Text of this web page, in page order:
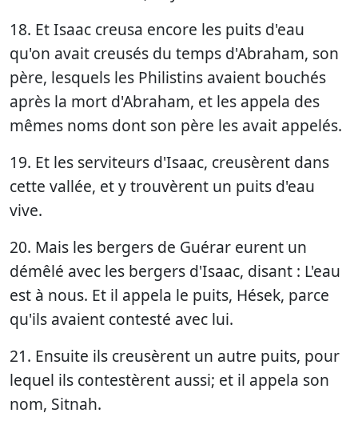
18. Et Isaac creusa encore les puits d'eau
qu'on avait creusés du temps d'Abraham, son
père, lesquels les Philistins avaient bouchés
après la mort d'Abraham, et les appela des
mêmes noms dont son père les avait appelés.
19. Et les serviteurs d'Isaac, creusèrent dans
cette vallée, et y trouvèrent un puits d'eau
vive.
20. Mais les bergers de Guérar eurent un
démêlé avec les bergers d'Isaac, disant : L'eau
est à nous. Et il appela le puits, Hések, parce
qu'ils avaient contesté avec lui.
21. Ensuite ils creusèrent un autre puits, pour
lequel ils contestèrent aussi; et il appela son
nom, Sitnah.